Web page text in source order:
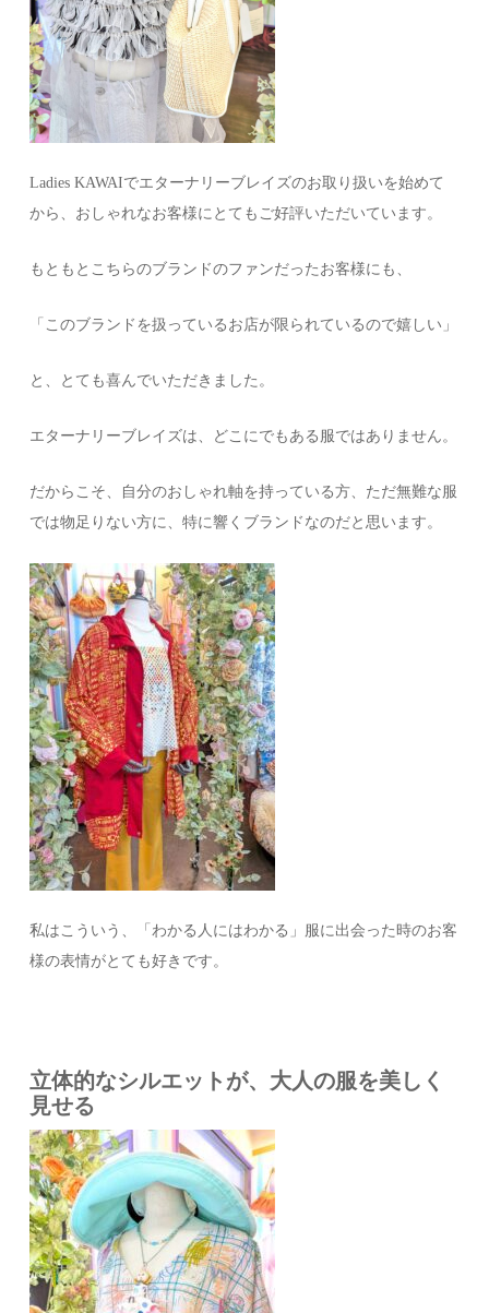
Ladies KAWAIでエターナリーブレイズのお取り扱いを始めて
から、おしゃれなお客様にとてもご好評いただいています。
もともとこちらのブランドのファンだったお客様にも、
「このブランドを扱っているお店が限られているので嬉しい」
と、とても喜んでいただきました。
エターナリーブレイズは、どこにでもある服ではありません。
だからこそ、自分のおしゃれ軸を持っている方、ただ無難な服
では物足りない方に、特に響くブランドなのだと思います。
私はこういう、「わかる人にはわかる」服に出会った時のお客
様の表情がとても好きです。
立体的なシルエットが、大人の服を美しく
見せる